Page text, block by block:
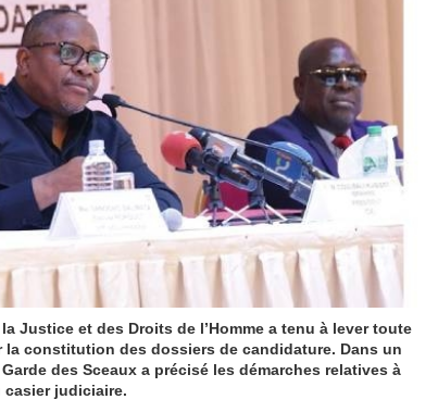
Justice et des Droits de l’Homme a tenu à lever toute
constitution des dossiers de candidature. Dans un
des Sceaux a précisé les démarches relatives à
casier judiciaire.